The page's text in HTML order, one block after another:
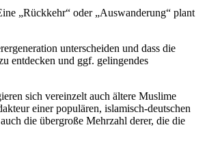
„Rückkehr“ oder „Auswanderung“ plant
unterscheiden und dass die
entdecken und ggf. gelingendes
sich vereinzelt auch ältere Muslime
einer populären, islamisch-deutschen
die übergroße Mehrzahl derer, die die